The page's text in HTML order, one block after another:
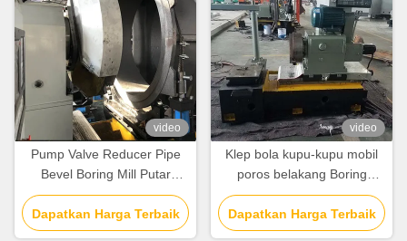
video
Pump Valve Reducer Pipe
Bevel Boring Mill Putar
Mesin CNC Mesin Lathe
Dapatkan Harga Terbaik
video
Klep bola kupu-kupu mobil
poros belakang Boring
Milling Mesin pemutar / Mill
Turn Cnc
Dapatkan Harga Terbaik